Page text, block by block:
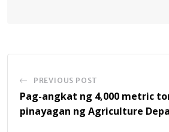
PREVIOUS POST
Pag-angkat ng 4,000 metric
pinayagan ng Agriculture